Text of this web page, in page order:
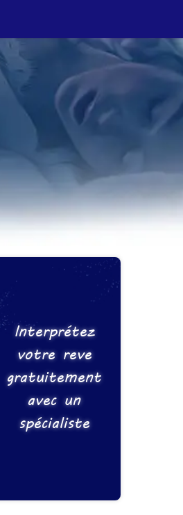
Interprétez
votre reve
gratuitement
avec un
spécialiste